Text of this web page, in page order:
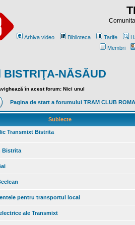
Arhiva video Biblioteca Tarife
Membri
NĂSĂUD
în acest forum: Nici unul
Pagina de start a forumului TRAM CLUB
Subiecte
Transmixt Bistrita
Bistrita
pentru transportul local
ale Transmixt